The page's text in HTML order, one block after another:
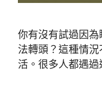
你有沒有試過因
法轉頭？這種情
活。很多人都遇